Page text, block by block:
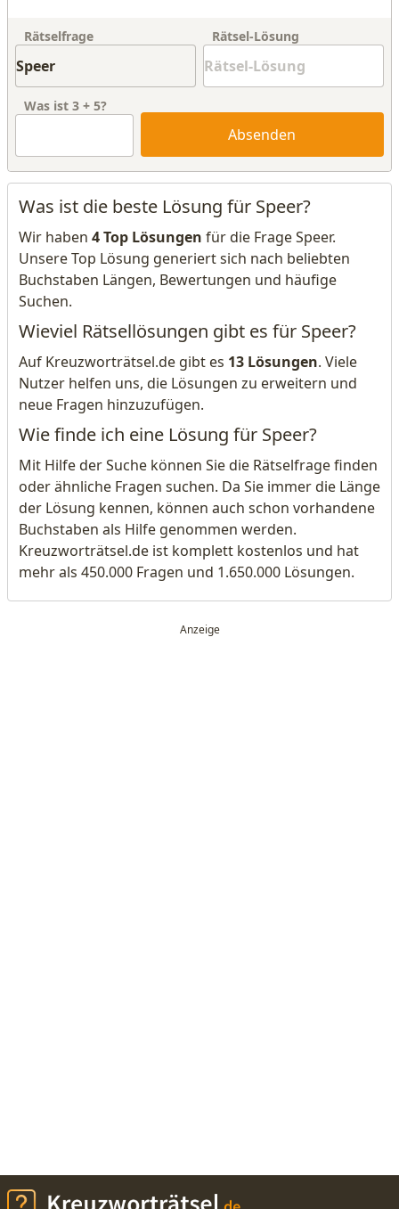
Rätselfrage Rätsel-Lösung
Was ist 3 + 5?
Absenden
Was ist die beste Lösung für Speer?
Wir haben 4 Top Lösungen für die Frage Speer.
Unsere Top Lösung generiert sich nach beliebten
Buchstaben Längen, Bewertungen und häufige
Suchen.
Wieviel Rätsellösungen gibt es für Speer?
Auf Kreuzworträtsel.de gibt es 13 Lösungen. Viele
Nutzer helfen uns, die Lösungen zu erweitern und
neue Fragen hinzuzufügen.
Wie finde ich eine Lösung für Speer?
Mit Hilfe der Suche können Sie die Rätselfrage finden
oder ähnliche Fragen suchen. Da Sie immer die Länge
der Lösung kennen, können auch schon vorhandene
Buchstaben als Hilfe genommen werden.
Kreuzworträtsel.de ist komplett kostenlos und hat
mehr als 450.000 Fragen und 1.650.000 Lösungen.